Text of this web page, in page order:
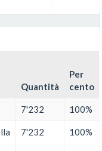
Quantità
Per
cento
7'232 100%
7'232 100%